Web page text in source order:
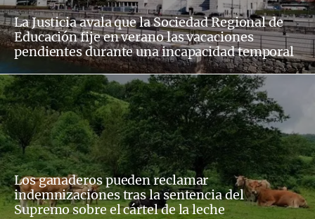
La Justicia avala que la Sociedad Regional de
Educación fije en verano las vacaciones
pendientes durante una incapacidad temporal
Los ganaderos pueden reclamar
indemnizaciones tras la sentencia del
Supremo sobre el cártel de la leche